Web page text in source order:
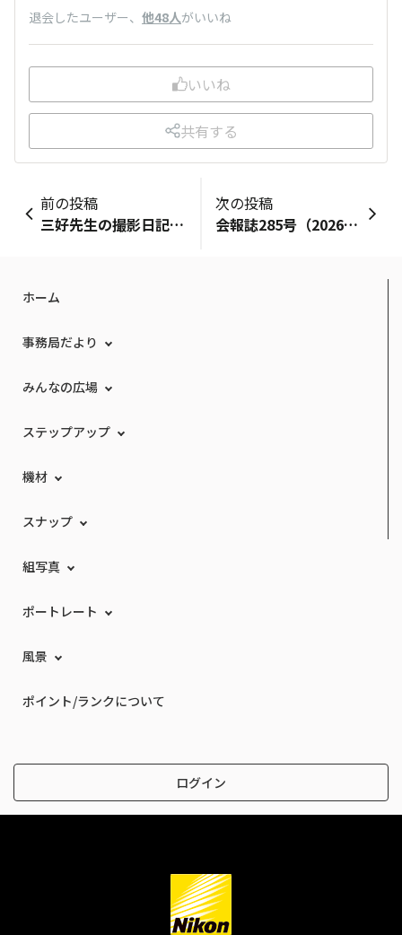
退会したユーザー、 他48人がいいね
いいね
共有する
前の投稿
三好先生の撮影日記＜Vol.33＞ 福岡県 門司
次の投稿
会報誌285号（2026年6月発行）
ホーム
事務局だより
みんなの広場
ステップアップ
機材
スナップ
組写真
ポートレート
風景
ポイント/ランクについて
ログイン